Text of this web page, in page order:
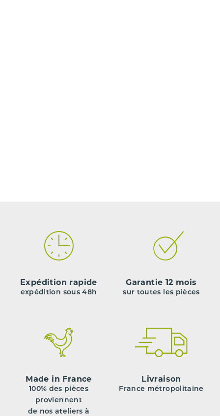
Expédition rapide
expédition sous 48h
Garantie 12 mois
sur toutes les pièces
Made in France
100% des pièces
proviennent
de nos ateliers à
Livraison
France métropolitaine